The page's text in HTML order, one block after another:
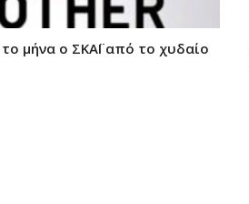
μήνα ο ΣΚΑΪ από το χυδαίο